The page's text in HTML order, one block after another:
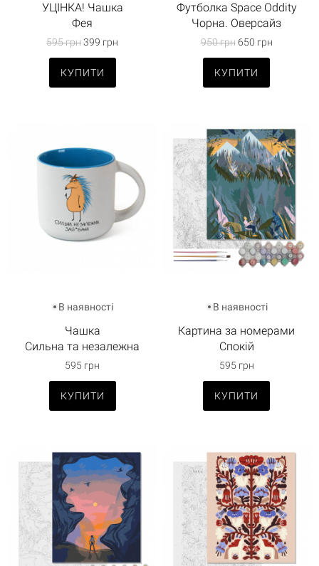
УЦІНКА! Чашка
Фея
595 грн399 грн
КУПИТИ
Футболка Space Oddity
Чорна. Оверсайз
950 грн650 грн
КУПИТИ
В наявності
Чашка
Сильна та незалежна
595 грн
КУПИТИ
В наявності
Картина за номерами
Спокій
595 грн
КУПИТИ